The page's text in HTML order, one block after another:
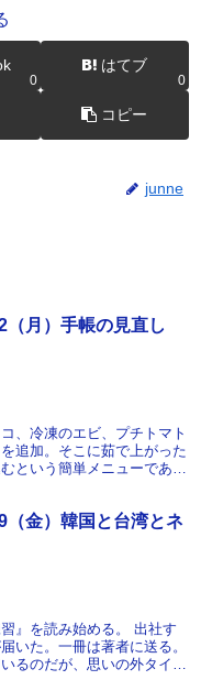
0
はてブ
0
コピー
junne
（月）手帳の見直し
、冷凍のエビ、プチトマト
追加。そこに茹で上がった
という簡単メニューであ
（金）韓国と台湾とネ
』を読み始める。 出社す
いた。一冊は著者に送る。
るのだが、思いの外タイト